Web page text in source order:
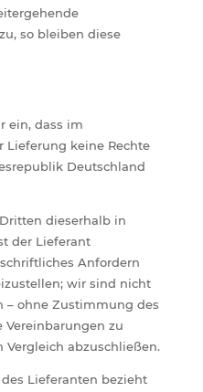
so bleiben diese
ein, dass im
keine Rechte
Deutschland
dieserhalb in
der Lieferant
Anfordern
wir sind nicht
– ohne Zustimmung des
Vereinbarungen zu
abzuschließen.
Lieferanten bezieht